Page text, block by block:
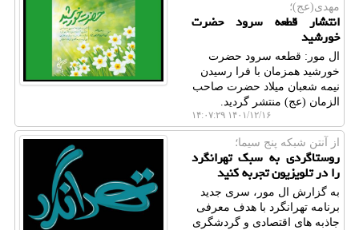
مهدی(عج)؛
انتشار قطعه سرود حضرت
خورشید
ال مور: قطعه سرود حضرت
خورشید همزمان با فرا رسیدن
نیمه شعبان میلاد حضرت صاحب
الزمان (عج) منتشر گردید.
۱۴۰۱/۱۲/۱۶ ۱۴:۰۷:۲۹
از آنتن شبكه پنج سیما؛
روستاگردی به سبک تهرانگرد
را در تلویزیون تجربه کنید
به گزارش ال مور، سری جدید
برنامه تهرانگرد با هدف معرفی
جاذبه های اقتصادی و گردشگری